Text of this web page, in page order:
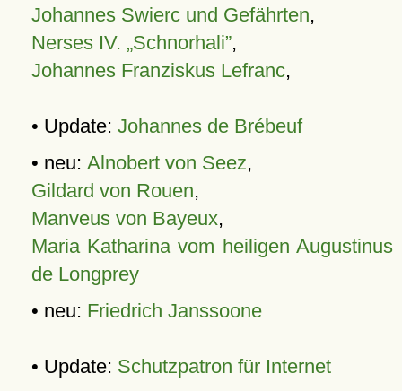
Johannes Swierc und Gefährten,
Nerses IV. „Schnorhali”,
Johannes Franziskus Lefranc,
• Update: Johannes de Brébeuf
• neu: Alnobert von Seez,
Gildard von Rouen,
Manveus von Bayeux,
Maria Katharina vom heiligen Augustinus
de Longprey
• neu: Friedrich Janssoone
• Update: Schutzpatron für Internet